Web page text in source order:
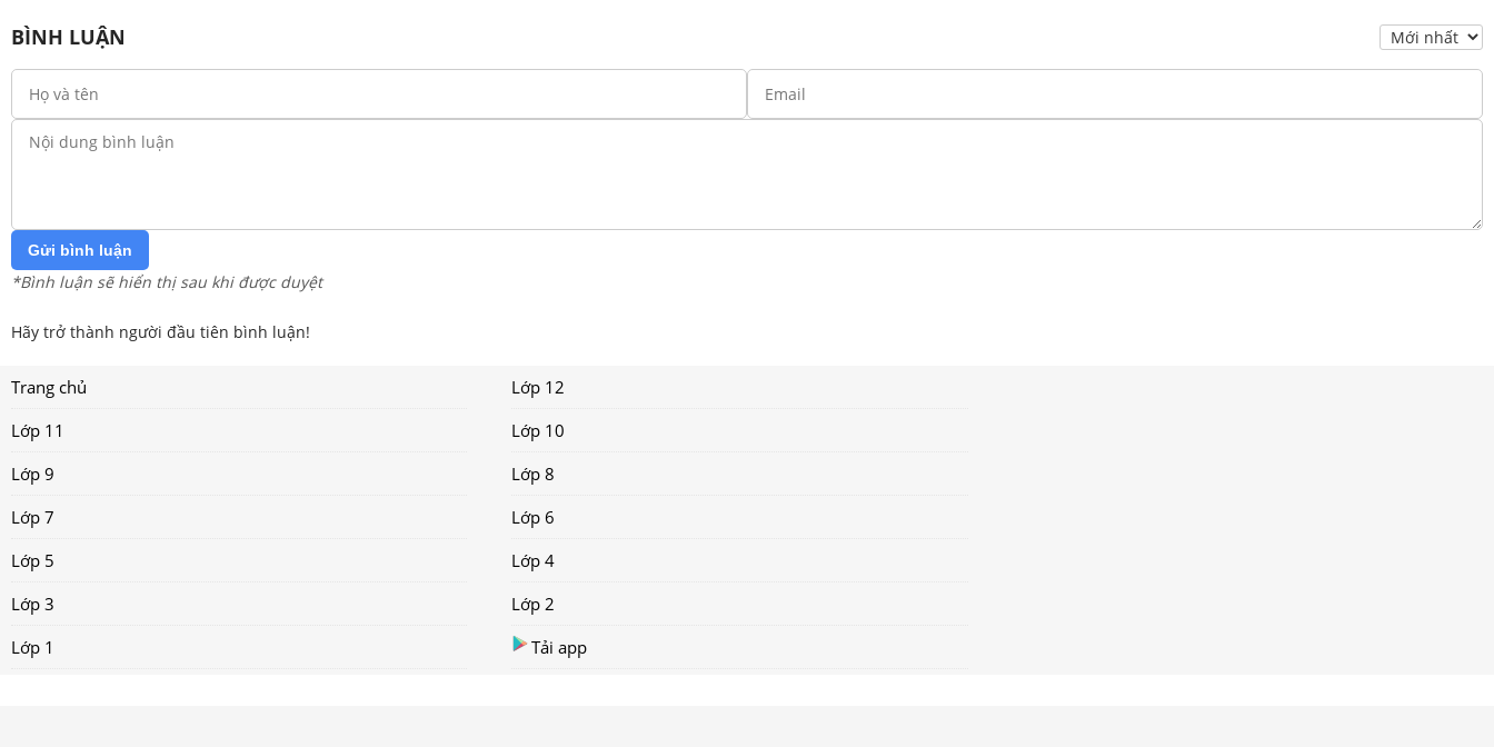
BÌNH LUẬN
Gửi bình luận
*Bình luận sẽ hiển thị sau khi được duyệt
Hãy trở thành người đầu tiên bình luận!
Trang chủ
Lớp 12
Lớp 11
Lớp 10
Lớp 9
Lớp 8
Lớp 7
Lớp 6
Lớp 5
Lớp 4
Lớp 3
Lớp 2
Lớp 1
Tải app